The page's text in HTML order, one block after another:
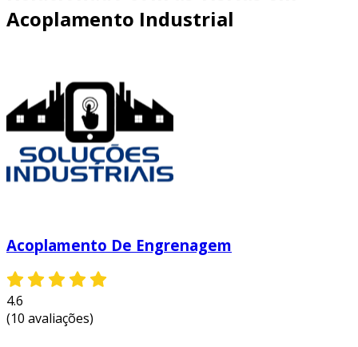
Acoplamento Industrial
Acoplamento De Engrenagem
4.6
(10 avaliações)